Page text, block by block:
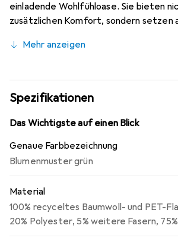
einladende Wohlfühloase. Sie bieten
zusätzlichen Komfort, sondern setzen
einsetzbar und eignen sich sowohl für
und langlebigen Materialkombination
den Einsatz im Freien geeignet und
angenehme, weiche Unterlage für
im Freien oder drinnen. Die
nachhaltige Konzept dieser Kissen.
Mehr anzeigen
Spezifikationen
Das Wichtigste auf einen Blick
Genaue Farbbezeichnung
Blumenmuster grün
Material
100% recyceltes Baumwoll- und PET-
20% Polyester, 5% weitere Fasern,